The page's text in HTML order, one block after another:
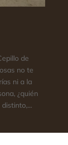
de
no te
ni a la
¿quién